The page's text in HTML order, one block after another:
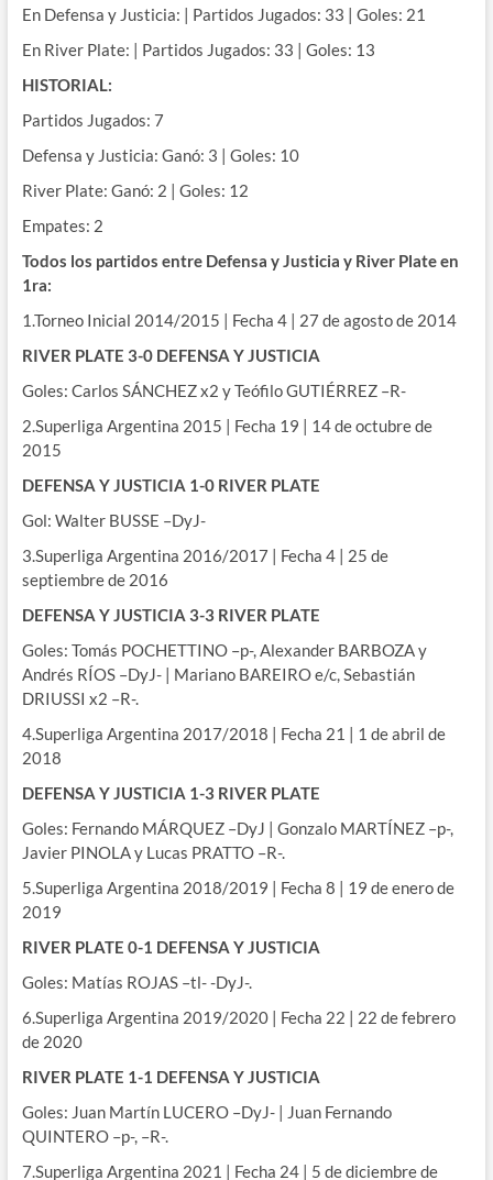
En Defensa y Justicia: | Partidos Jugados: 33 | Goles: 21
En River Plate: | Partidos Jugados: 33 | Goles: 13
HISTORIAL:
Partidos Jugados: 7
Defensa y Justicia: Ganó: 3 | Goles: 10
River Plate: Ganó: 2 | Goles: 12
Empates: 2
Todos los partidos entre Defensa y Justicia y River Plate en
1ra:
1.Torneo Inicial 2014/2015 | Fecha 4 | 27 de agosto de 2014
RIVER PLATE 3-0 DEFENSA Y JUSTICIA
Goles: Carlos SÁNCHEZ x2 y Teófilo GUTIÉRREZ –R-
2.Superliga Argentina 2015 | Fecha 19 | 14 de octubre de
2015
DEFENSA Y JUSTICIA 1-0 RIVER PLATE
Gol: Walter BUSSE –DyJ-
3.Superliga Argentina 2016/2017 | Fecha 4 | 25 de
septiembre de 2016
DEFENSA Y JUSTICIA 3-3 RIVER PLATE
Goles: Tomás POCHETTINO –p-, Alexander BARBOZA y
Andrés RÍOS –DyJ- | Mariano BAREIRO e/c, Sebastián
DRIUSSI x2 –R-.
4.Superliga Argentina 2017/2018 | Fecha 21 | 1 de abril de
2018
DEFENSA Y JUSTICIA 1-3 RIVER PLATE
Goles: Fernando MÁRQUEZ –DyJ | Gonzalo MARTÍNEZ –p-,
Javier PINOLA y Lucas PRATTO –R-.
5.Superliga Argentina 2018/2019 | Fecha 8 | 19 de enero de
2019
RIVER PLATE 0-1 DEFENSA Y JUSTICIA
Goles: Matías ROJAS –tl- -DyJ-.
6.Superliga Argentina 2019/2020 | Fecha 22 | 22 de febrero
de 2020
RIVER PLATE 1-1 DEFENSA Y JUSTICIA
Goles: Juan Martín LUCERO –DyJ- | Juan Fernando
QUINTERO –p-, –R-.
7.Superliga Argentina 2021 | Fecha 24 | 5 de diciembre de